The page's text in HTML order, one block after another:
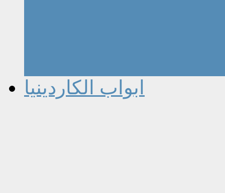
ابواب الكاردينيا